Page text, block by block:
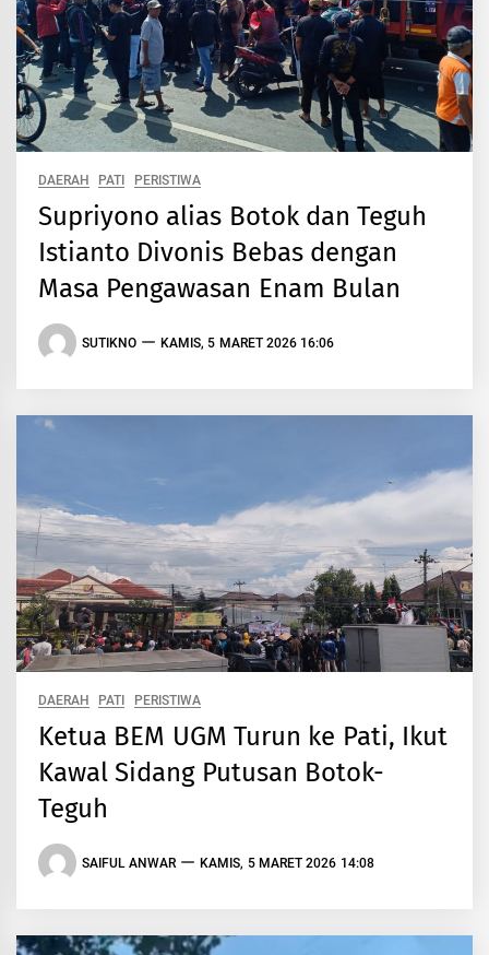
DAERAH PATI PERISTIWA
Supriyono alias Botok dan Teguh
Istianto Divonis Bebas dengan
Masa Pengawasan Enam Bulan
SUTIKNO KAMIS, 5 MARET 2026 16:06
DAERAH PATI PERISTIWA
Ketua BEM UGM Turun ke Pati, Ikut
Kawal Sidang Putusan Botok-
Teguh
SAIFUL ANWAR KAMIS, 5 MARET 2026 14:08